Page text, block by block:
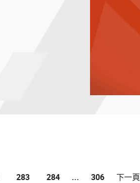
283 284 ... 306 下一頁